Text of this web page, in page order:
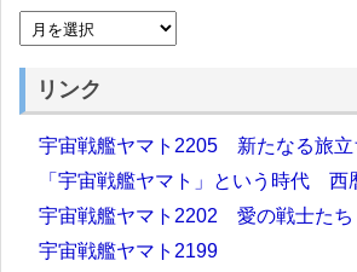
リンク
宇宙戦艦ヤマト2205 新たなる旅立
「宇宙戦艦ヤマト」という時代 西
宇宙戦艦ヤマト2202 愛の戦士たち
宇宙戦艦ヤマト2199